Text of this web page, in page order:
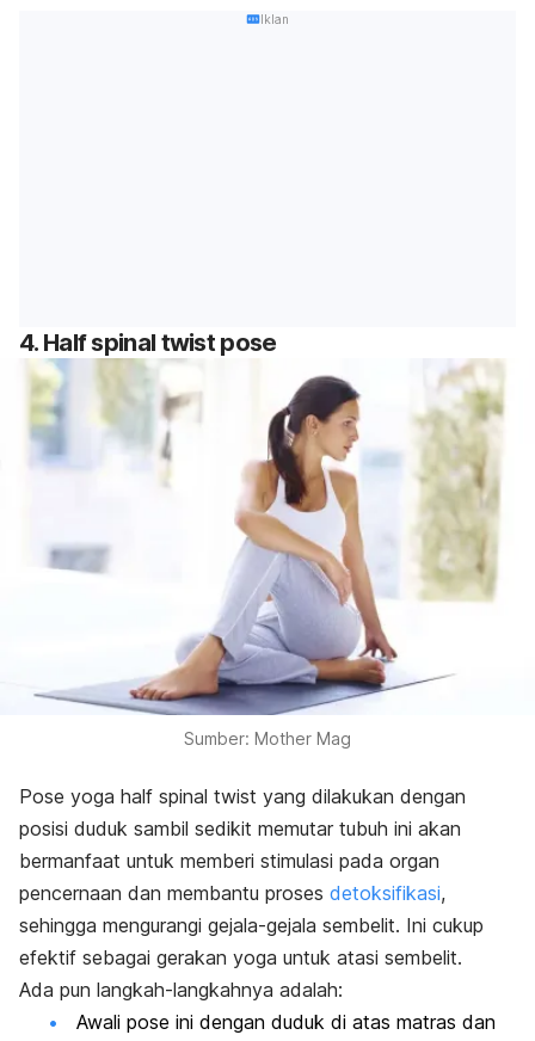
Iklan
4. Half spinal twist pose
Sumber: Mother Mag
Pose yoga half spinal twist yang dilakukan dengan
posisi duduk sambil sedikit memutar tubuh ini akan
bermanfaat untuk memberi stimulasi pada organ
pencernaan dan membantu proses detoksifikasi,
sehingga mengurangi gejala-gejala sembelit. Ini cukup
efektif sebagai gerakan yoga untuk atasi sembelit.
Ada pun langkah-langkahnya adalah:
Awali pose ini dengan duduk di atas matras dan